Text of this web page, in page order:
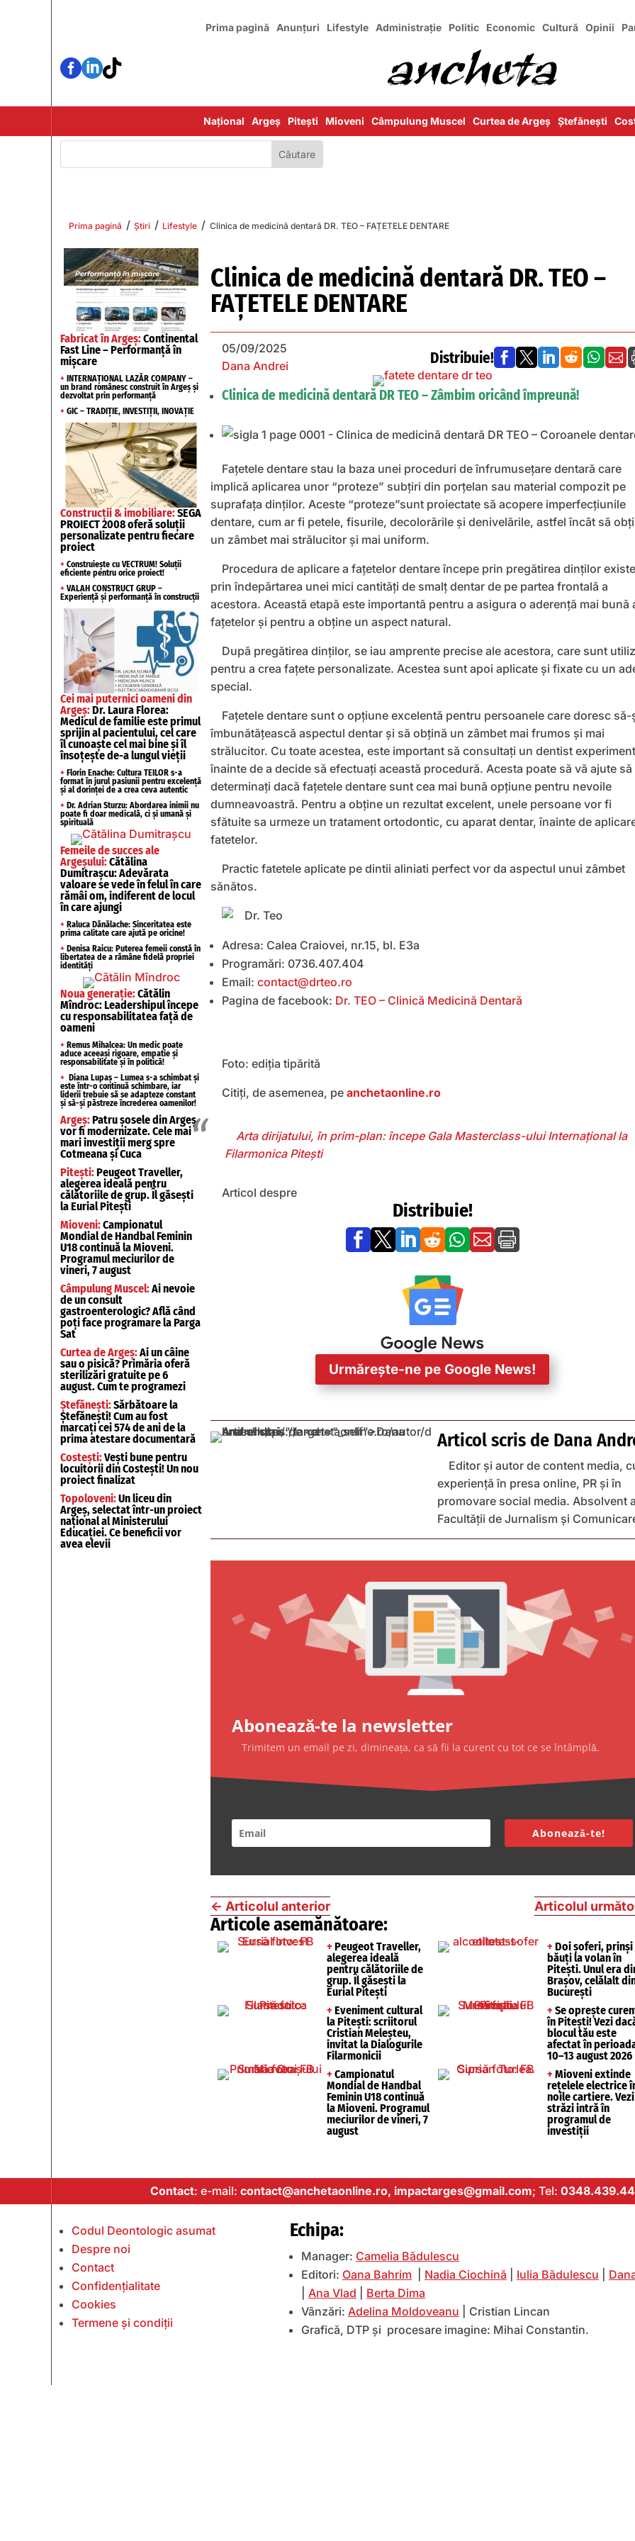
Prima pagină Anunțuri Lifestyle Administrație Politic Economic Cultură Opinii

Național Argeș Pitești Mioveni Câmpulung Muscel Curtea de Argeș Ștefănești
Prima pagină / Știri / Lifestyle / Clinica de medicină dentară DR. TEO – FAȚETELE DENTARE
Fabricat în Argeș:Continental
Fast Line – Performanță în
mișcare
+ INTERNAȚIONAL LAZĂR COMPANY –
un brand românesc construit în Argeș și
dezvoltat prin performanță
+ GIC – TRADIȚIE, INVESTIȚII, INOVAȚIE
Construcții & imobiliare:SEGA
PROIECT 2008 oferă soluții
personalizate pentru fiecare
proiect
+ Construiește cu VECTRUM! Soluții
eficiente pentru orice proiect!
+ VALAH CONSTRUCT GRUP –
Experiență și performanță în construcții
Cei mai puternici oameni din
Argeș:Dr. Laura Florea:
Medicul de familie este primul
sprijin al pacientului, cel care
îl cunoaște cel mai bine și îl
însoțește de-a lungul vieții
+ Florin Enache: Cultura TEILOR s-a
format în jurul pasiunii pentru excelență
și al dorinței de a crea ceva autentic
+ Dr. Adrian Sturzu: Abordarea inimii nu
poate fi doar medicală, ci și umană și
spirituală
Femeile de succes ale
Argeșului:Cătălina
Dumitrașcu: Adevărata
valoare se vede în felul în care
rămâi om, indiferent de locul
în care ajungi
+ Raluca Dănălache: Sinceritatea este
prima calitate care ajută pe oricine!
+ Denisa Raicu: Puterea femeii constă în
libertatea de a rămâne fidelă propriei
identități
Noua generație:Cătălin
Mîndroc: Leadershipul începe
cu responsabilitatea față de
oameni
+ Remus Mihalcea: Un medic poate
aduce aceeași rigoare, empatie și
responsabilitate și în politică!
+ Diana Lupaș – Lumea s-a schimbat și
este într-o continuă schimbare, iar
liderii trebuie să se adapteze constant
și să-și păstreze încrederea oamenilor!
Argeș:Patru șosele din Argeș
vor fi modernizate. Cele mai
mari investiții merg spre
Cotmeana și Cuca
Pitești:Peugeot Traveller,
alegerea ideală pentru
călătoriile de grup. Îl găsești
la Eurial Pitești
Mioveni:Campionatul
Mondial de Handbal Feminin
U18 continuă la Mioveni.
Programul meciurilor de
vineri, 7 august
Câmpulung Muscel:Ai nevoie
de un consult
gastroenterologic? Află când
poți face programare la Parga
Sat
Curtea de Argeș:Ai un câine
sau o pisică? Primăria oferă
sterilizări gratuite pe 6
august. Cum te programezi
Ștefănești:Sărbătoare la
Ștefănești! Cum au fost
marcați cei 574 de ani de la
prima atestare documentară
Costești:Vești bune pentru
locuitorii din Costești! Un nou
proiect finalizat
Topoloveni:Un liceu din
Argeș, selectat într-un proiect
național al Ministerului
Educației. Ce beneficii vor
avea elevii
Clinica de medicină dentară DR. TEO –
FAȚETELE DENTARE
05/09/2025
Dana Andrei
Distribuie!      
Clinica de medicină dentară DR TEO – Zâmbim oricând împreună!
Fațetele dentare stau la baza unei proceduri de înfrumusețare dentară care
implică aplicarea unor “proteze” subțiri din porțelan sau material compozit pe
suprafața dinților. Aceste “proteze”sunt proiectate să acopere imperfecțiunile
dentare, cum ar fi petele, fisurile, decolorările și denivelările, astfel încât să
un zâmbet mai strălucitor și mai uniform.
Procedura de aplicare a fațetelor dentare începe prin pregătirea dinților
prin îndepărtarea unei mici cantități de smalț dentar de pe partea frontală a
acestora. Această etapă este importantă pentru a asigura o aderență mai bună
fațetelor și pentru a obține un aspect natural.
După pregătirea dinților, se iau amprente precise ale acestora, care sunt
pentru a crea fațete personalizate. Acestea sunt apoi aplicate și fixate cu un
special.
Fațetele dentare sunt o opțiune excelentă pentru persoanele care doresc să-
îmbunătățească aspectul dentar și să obțină un zâmbet mai frumos și mai
strălucitor. Cu toate acestea, este important să consultați un dentist
înainte de a decide să efectuați această procedură. Acesta poate să vă ajute să
determinați dacă fațetele dentare sunt cea mai bună opțiune pentru nevoile
dumneavoastră. Pentru a obține un rezultat excelent, unele persoane vor fi
sfătuite sa urmeze un tratament ortodontic, cu aparat dentar, înainte de
fatetelor.
Practic fatetele aplicate pe dintii aliniati perfect vor da aspectul unui zâmbet
sănătos.
Adresa: Calea Craiovei, nr.15, bl. E3a
Programări: 0736.407.404
Email: contact@drteo.ro
Pagina de facebook: Dr. TEO – Clinică Medicină Dentară
Foto: ediția tipărită
Citiți, de asemenea, pe anchetaonline.ro
Arta dirijatului, în prim-plan: începe Gala Masterclass-ului Internațional la
Filarmonica Pitești
Articol despre
Distribuie!
      
Urmărește-ne pe Google News!
Articol scris de Dana
Editor și autor de content media,
experiență în presa online, PR și în
promovare social media. Absolvent
Facultății de Jurnalism și
Abonează-te la newsletter
Trimitem un email pe zi, dimineața, ca să fii la curent cu tot ce se întâmplă.
Abonează-te!
← Articolul anterior Articolul
Articole asemănătoare:
+ Peugeot Traveller,
alegerea ideală
pentru călătoriile de
grup. Îl găsești la
Eurial Pitești
+ Doi șoferi, prinși
băuți la volan în
Pitești. Unul era
Brașov, celălalt
București
+ Eveniment cultural
la Pitești: scriitorul
Cristian Meleșteu,
invitat la Dialogurile
Filarmonicii
+ Se oprește
în Pitești! Vezi
blocul tău este
afectat în
10–13 august 2026
+ Campionatul
Mondial de Handbal
Feminin U18 continuă
la Mioveni. Programul
meciurilor de vineri, 7
august
+ Mioveni extinde
rețelele electrice
noile cartiere.
străzi intră în
programul de
investiții
Contact: e-mail: contact@anchetaonline.ro, impactarges@gmail.com; Tel:
Codul Deontologic asumat
Despre noi
Contact
Confidențialitate
Cookies
Termene și condiții
Echipa:
Manager: Camelia Bădulescu
Editori: Oana Bahrim Nadia Ciochină Iulia Bădulescu
Ana Vlad
Berta Dima
Vânzări: Adelina Moldoveanu | Cristian Lincan
Grafică, DTP și procesare imagine: Mihai Constantin.